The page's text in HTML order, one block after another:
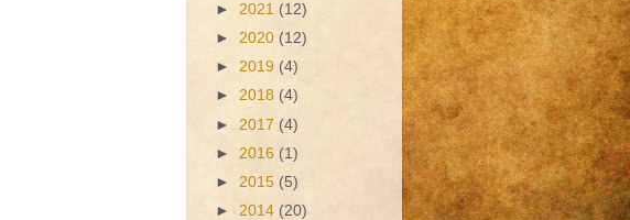
► 2021 (12)
► 2020 (12)
► 2019 (4)
► 2018 (4)
► 2017 (4)
► 2016 (1)
► 2015 (5)
► 2014 (20)